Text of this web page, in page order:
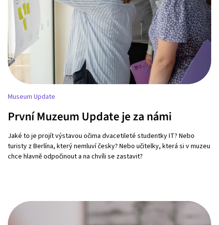
Museum Update
První Muzeum Update je za námi
Jaké to je projít výstavou očima dvacetileté studentky IT? Nebo
turisty z Berlína, který nemluví česky? Nebo učitelky, která si v muzeu
chce hlavně odpočinout a na chvíli se zastavit?